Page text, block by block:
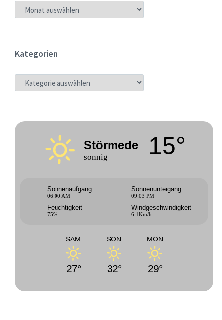
ARCHIV
Kategorien
KATEGORIEN
Störmede
sonnig 15°
Sonnenaufgang
06:00 AM
Sonnenuntergang
09:03 PM
Feuchtigkeit
75%
Windgeschwindigkeit
6.1Km/h
SAM
27°
SON
32°
MON
29°